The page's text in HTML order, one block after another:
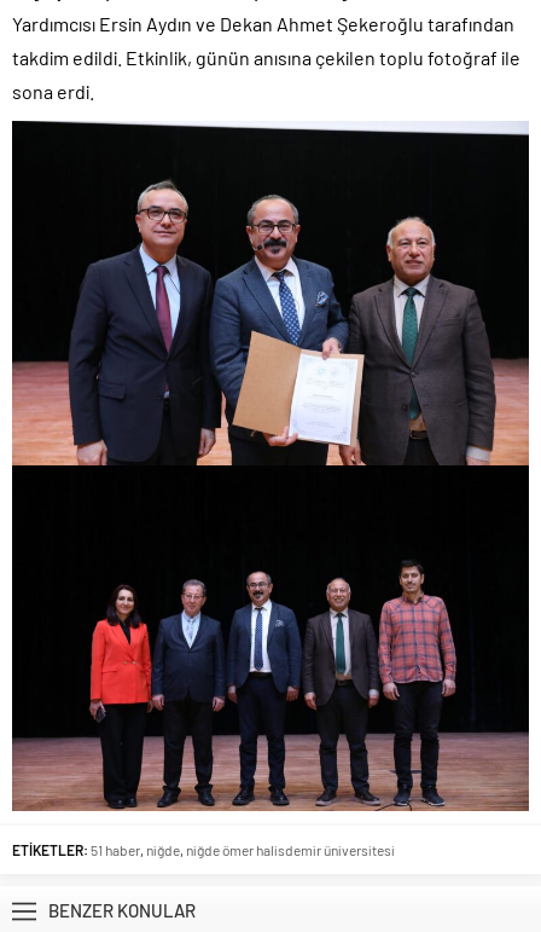
Yardımcısı Ersin Aydın ve Dekan Ahmet Şekeroğlu tarafından
takdim edildi. Etkinlik, günün anısına çekilen toplu fotoğraf ile
sona erdi.
ETİKETLER: 51 haber niğde niğde ömer halisdemir üniversitesi
BENZER KONULAR